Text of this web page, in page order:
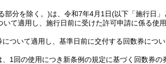
部分を除く。)は、令和7年4月1日(以下「施行日」
いて適用し、施行日前に受けた許可申請に係る使
ついて適用し、基準日前に交付する回数券につ
1回の使用につき新条例の規定に基づく回数券の